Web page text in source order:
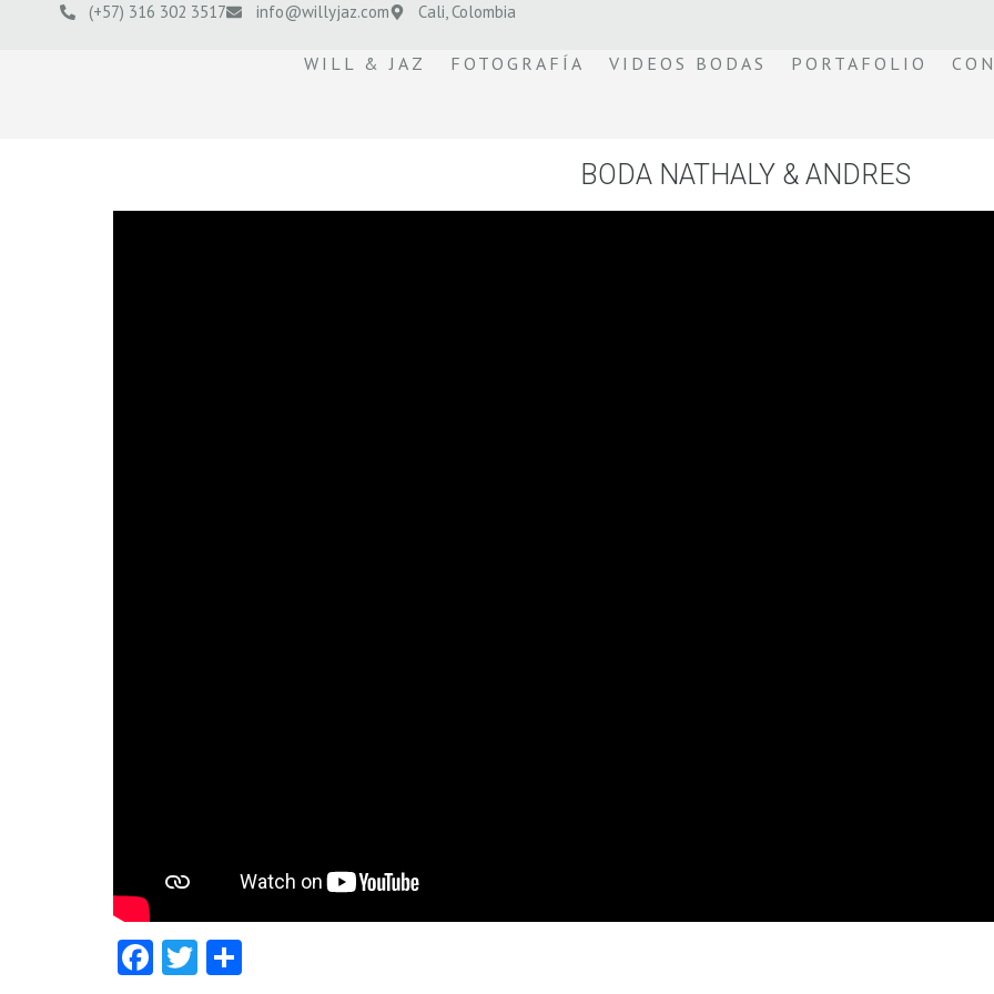
(+57) 316 302 3517 info@willyjaz.com Cali, Colombia
WILL & JAZ FOTOGRAFÍA VIDEOS BODAS PORTAFOLIO
BODA NATHALY & ANDRES
Facebook
Twitter